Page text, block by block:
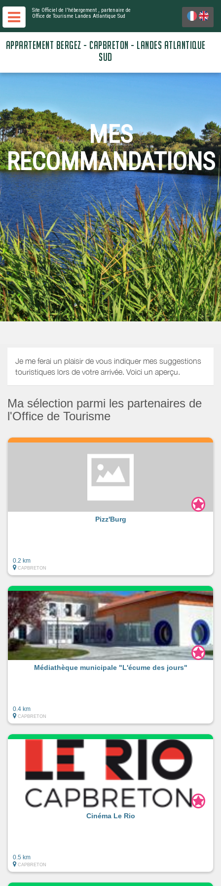
Site Officiel de l'hébergement , partenaire de
Office de Tourisme Landes Atlantique Sud
APPARTEMENT BERGEZ - CAPBRETON - LANDES ATLANTIQUE
SUD
MES
RECOMMANDATIONS
Je me ferai un plaisir de vous indiquer mes suggestions
touristiques lors de votre arrivée. Voici un aperçu.
Ma sélection parmi les partenaires de
l'Office de Tourisme
Pizz'Burg
0.2 km
CAPBRETON
Médiathèque municipale "L'écume des jours"
0.4 km
CAPBRETON
Cinéma Le Rio
0.5 km
CAPBRETON